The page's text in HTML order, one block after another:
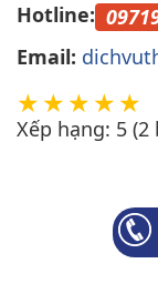
Hotline:
Email:
Xếp hạng: 5 (2